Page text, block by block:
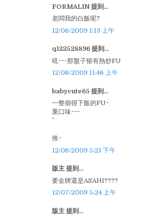
FORMALIN 提到...
老闆我的白飯呢?
12/06/2009 1:13 上午
q122528896 提到...
吼~~~那盤子狠有熱炒FU
12/06/2009 11:46 上午
babycute65 提到...
一整個很下飯的FU~
重口味~~~
推~
12/06/2009 5:21 下午
版主 提到...
要金牌還是ASAHI????
12/07/2009 5:24 上午
版主 提到...